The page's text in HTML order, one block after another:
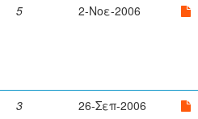
5 2-Νοε-2006
3 26-Σεπ-2006